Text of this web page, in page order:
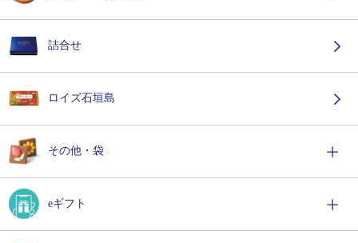
詰合せ
ロイズ石垣島
その他・袋
eギフト